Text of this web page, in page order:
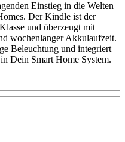
Einstieg in die Welten
Der Kindle ist der
und überzeugt mit
wochenlanger Akkulaufzeit.
Beleuchtung und integriert
Dein Smart Home System.